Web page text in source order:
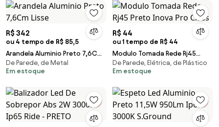
L&acirc;mpada LED G9 Branco
R$ 342
ou 4 tempo de R$ 85,5
Arandela Aluminio Preto 7,6Cm
Lisse
De Parede, de Metal
Em estoque
R$ 44
ou 1 tempo de R$ 44
Modulo Tomada Rede Rj45
Preto Inova Pro Class
De Parede, Elétrica, de Plástico
Em estoque